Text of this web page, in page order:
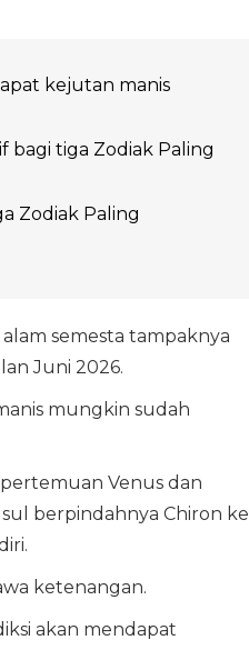
kejutan manis
tiga Zodiak Paling
Zodiak Paling
alam semesta tampaknya
Juni 2026.
mungkin sudah
Venus dan
berpindahnya Chiron ke
ketenangan.
akan mendapat